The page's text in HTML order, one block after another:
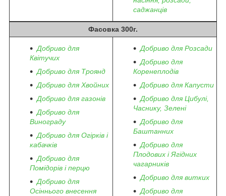
саджанців
Фасовка 300г.
Добриво для
Квітучих
Добриво для Троянд
Добриво для Хвойних
Добриво для газонів
Добриво для
Винограду
Добриво для Огірків і
кабачків
Добриво для
Помідорів і перцю
Добриво для
Осіннього внесення
Добриво для Розсади
Добриво для
Коренеплодів
Добриво для Капусти
Добриво для Цибулі,
Часнику, Зелені
Добриво для
Баштанних
Добриво для
Плодових і Ягідних
чагарників
Добриво для витких
Добриво для